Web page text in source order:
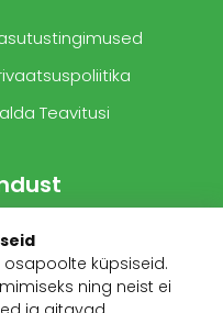
Teavitusi
1481
küpsiseid.
ning neist ei